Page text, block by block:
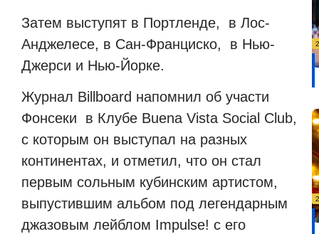
Затем выступят в Портленде, в Лос-
Анджелесе, в Сан-Франциско, в Нью-
Джерси и Нью-Йорке.
Журнал Billboard напомнил об участи
Фонсеки в Клубе Buena Vista Social Club,
с которым он выступал на разных
континентах, и отметил, что он стал
первым сольным кубинским артистом,
выпустившим альбом под легендарным
джазовым лейблом Impulse! с его